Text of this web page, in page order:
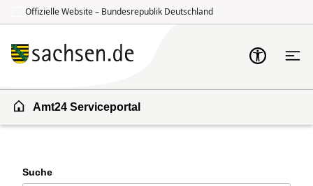
Offizielle Website – Bundesrepublik Deutschland
Amt24 Serviceportal
Suche